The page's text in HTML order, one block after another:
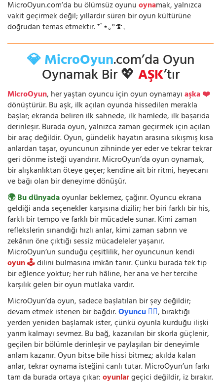
MicroOyun.com’da bu ölümsüz oyunuoynamak, yalnızca
vakit geçirmek değil; yıllardır süren bir oyun kültürüne
doğrudan temas etmektir. ⁺˚⋆｡°🍄₊
💎 MicroOyun.com’da Oyun
Oynamak Bir 💖AŞK’tır
MicroOyun, her yaştan oyuncu için oyun oynamayıaşka ❤️
dönüştürür. Bu aşk, ilk açılan oyunda hissedilen merakla
başlar; ekranda beliren ilk sahnede, ilk hamlede, ilk başarıda
derinleşir. Burada oyun, yalnızca zaman geçirmek için açılan
bir araç değildir. Oyun, gündelik hayatın arasına sıkışmış kısa
anlardan taşar, oyuncunun zihninde yer eder ve tekrar tekrar
geri dönme isteği uyandırır. MicroOyun’da oyun oynamak,
bir alışkanlıktan öteye geçer; kendine ait bir ritmi, heyecanı
ve bağı olan bir deneyime dönüşür.
🌍 Bu dünyadaoyunlar beklemez, çağırır. Oyuncu ekrana
geldiği anda seçenekler karşısına dizilir; her biri farklı bir his,
farklı bir tempo ve farklı bir mücadele sunar. Kimi zaman
reflekslerin sınandığı hızlı anlar, kimi zaman sabrın ve
zekânın öne çıktığı sessiz mücadeleler yaşanır.
MicroOyun’un sunduğu çeşitlilik, her oyuncunun kendi
oyun 🕹️dilini bulmasına imkân tanır. Çünkü burada tek tip
bir eğlence yoktur; her ruh hâline, her ana ve her tercihe
karşılık gelen bir oyun mutlaka vardır.
MicroOyun’da oyun, sadece başlatılan bir şey değildir;
devam etmek istenen bir bağdır.Oyuncu 🧍‍♂️, bıraktığı
yerden yeniden başlamak ister, çünkü oyunla kurduğu ilişki
yarım kalmayı sevmez. Bu bağ, kazanılan bir skorla güçlenir,
geçilen bir bölümle derinleşir ve paylaşılan bir deneyimle
anlam kazanır. Oyun bitse bile hissi bitmez; akılda kalan
anlar, tekrar oynama isteğini canlı tutar. MicroOyun’un farkı
tam da burada ortaya çıkar:oyunlargeçici değildir, iz bırakır.